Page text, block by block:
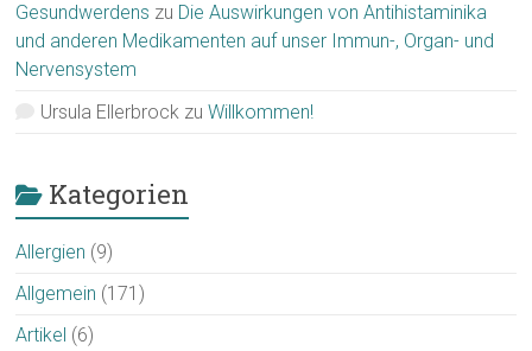
Gesundwerdens zu Die Auswirkungen von Antihistaminika
und anderen Medikamenten auf unser Immun-, Organ- und
Nervensystem
Ursula Ellerbrock zuWillkommen!
Kategorien
Allergien (9)
Allgemein (171)
Artikel (6)